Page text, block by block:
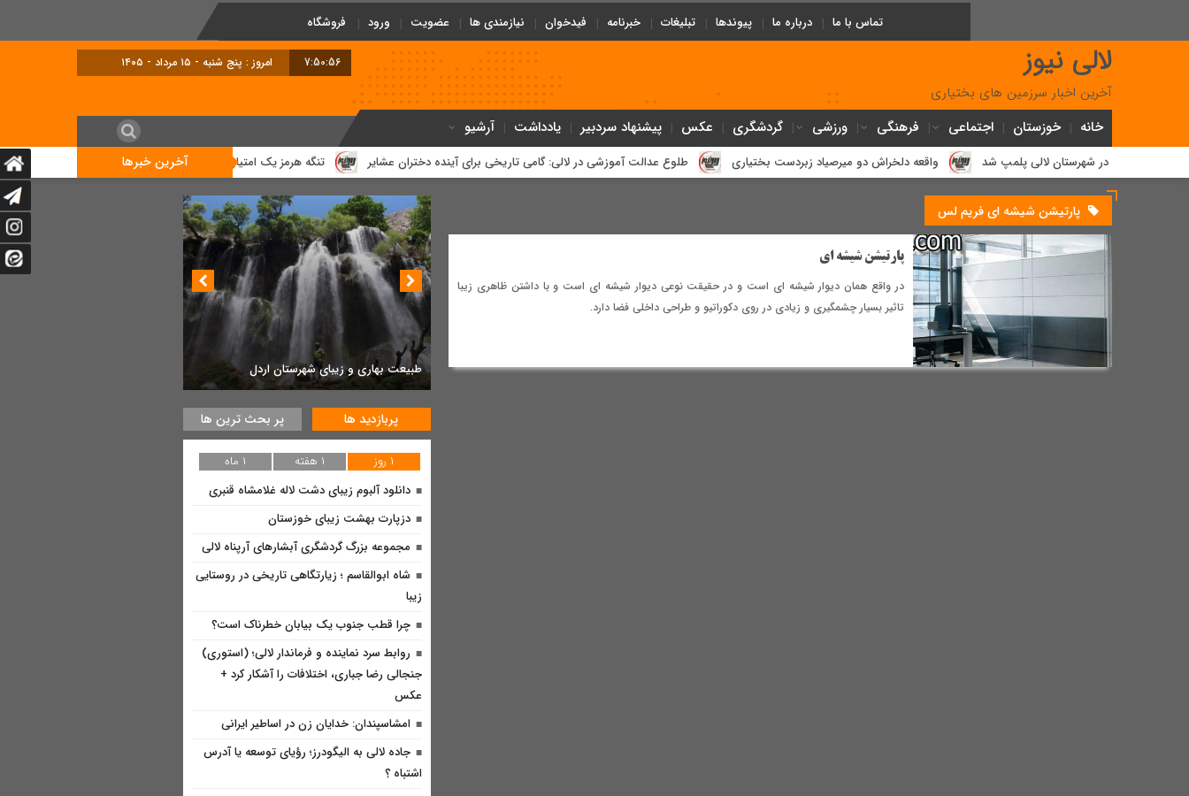
تماس با ما درباره ما پیوندها تبلیغات خبرنامه فیدخوان نیازمندی ها عضویت ورود فروشگاه
لالی نیوز
آخرین اخبار سرزمین های بختیاری
7:50:56 امروز : پنج شنبه - ۱۵ مرداد - ۱۴۰۵
خانه خوزستان اجتماعی فرهنگی ورزشی گردشگری عکس پیشنهاد سردبیر یادداشت آرشیو
آخرین خبرها پزشکی در شهرستان لالی پلمپ شد واقعه دلخراش دو میرصیاد زبردست بختیاری ‌طلوع عدالت آموزشی در لالی: گامی تاریخی برای آینده دختران عشایر تنگه هرمز یک امتیاز راهبردی برای ایران است / اربعین نمایشگاه بی
پارتیشن شیشه ای فریم لس
پارتیشن شیشه ای
در واقع همان دیوار شیشه ای است و در حقیقت نوعی دیوار شیشه ای است و با داشتن ظاهری زیبا
تاثیر بسیار چشمگیری و زیادی در روی دکوراتیو و طراحی داخلی فضا دارد.
طبیعت بهاری و زیبای شهرستان اردل
پربازدید ها پر بحث ترین ها
۱ روز ۱ هفته
۱ ماه
دانلود آلبوم زیبای دشت لاله غلامشاه قنبری
دزپارت بهشت زیبای خوزستان
مجموعه بزرگ گردشگری آبشارهای آرپناه لالی
شاه ابوالقاسم ؛ زیارتگاهی تاریخی در روستایی
زیبا
چرا قطب جنوب یک بیابان خطرناک است؟
روابط سرد نماینده و فرماندار لالی؛ (استوری)
جنجالی رضا جباری، اختلافات را آشکار کرد +
عکس
امشاسپندان: خدایان زن در اساطیر ایرانی
جاده لالی به الیگودرز؛ رؤیای توسعه یا آدرس
اشتباه ؟